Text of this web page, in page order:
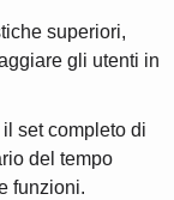
superiori,
gli utenti in
set completo di
del tempo
funzioni.